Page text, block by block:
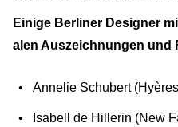
Einige Berliner Designer
alen Auszeichnungen und
Annelie Schubert
Isabell de Hillerin (New